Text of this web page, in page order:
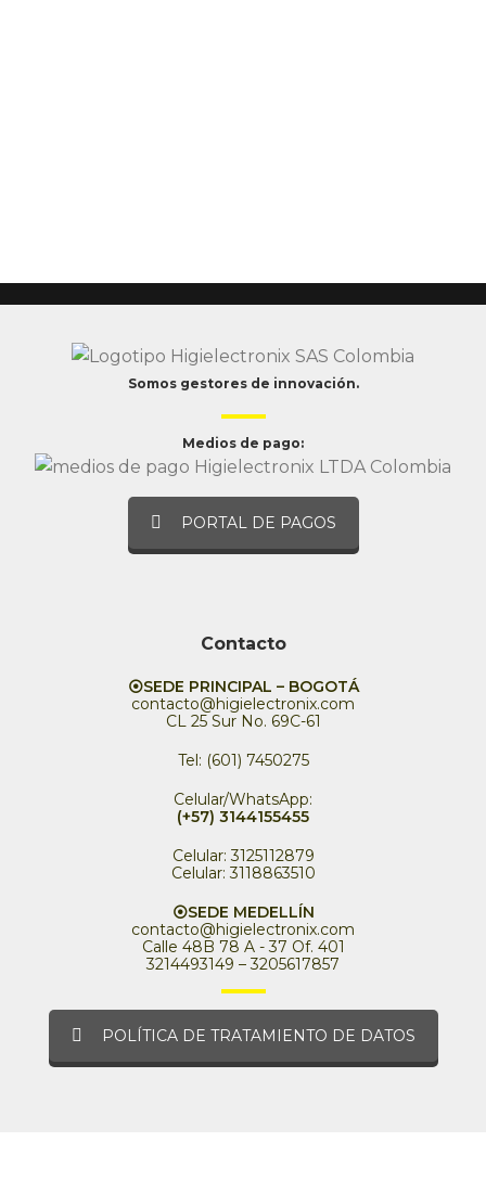
Somos gestores de innovación.
Medios de pago:
PORTAL DE PAGOS
Contacto
⦿SEDE PRINCIPAL – BOGOTÁ
contacto@higielectronix.com
CL 25 Sur No. 69C-61
Tel: (601) 7450275
Celular/WhatsApp:
(+57) 3144155455
Celular: 3125112879
Celular: 3118863510
⦿SEDE MEDELLÍN
contacto@higielectronix.com
Calle 48B 78 A - 37 Of. 401
3214493149 – 3205617857
POLÍTICA DE TRATAMIENTO DE DATOS